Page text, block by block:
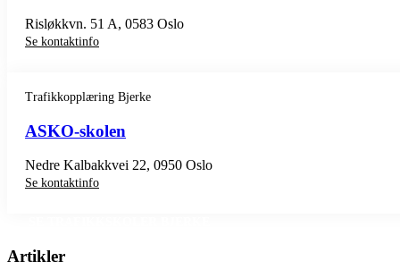
Risløkkvn. 51 A, 0583 Oslo
Se kontaktinfo
Trafikkopplæring Bjerke
ASKO-skolen
Nedre Kalbakkvei 22, 0950 Oslo
Se kontaktinfo
Artikler